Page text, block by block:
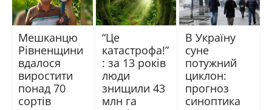
Мешканцю
Рівненщини
вдалося
виростити
понад 70
сортів
“Це
катастрофа!”
: за 13 років
люди
знищили 43
млн га
В Україну
суне
потужний
циклон:
прогноз
синоптика